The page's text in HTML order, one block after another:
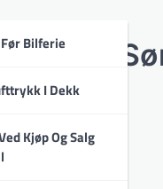
Bilferie
I Dekk
Kjøp Og Salg
i
]